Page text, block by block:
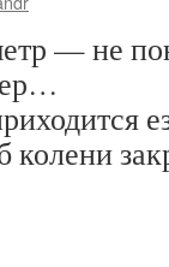
— не
колени